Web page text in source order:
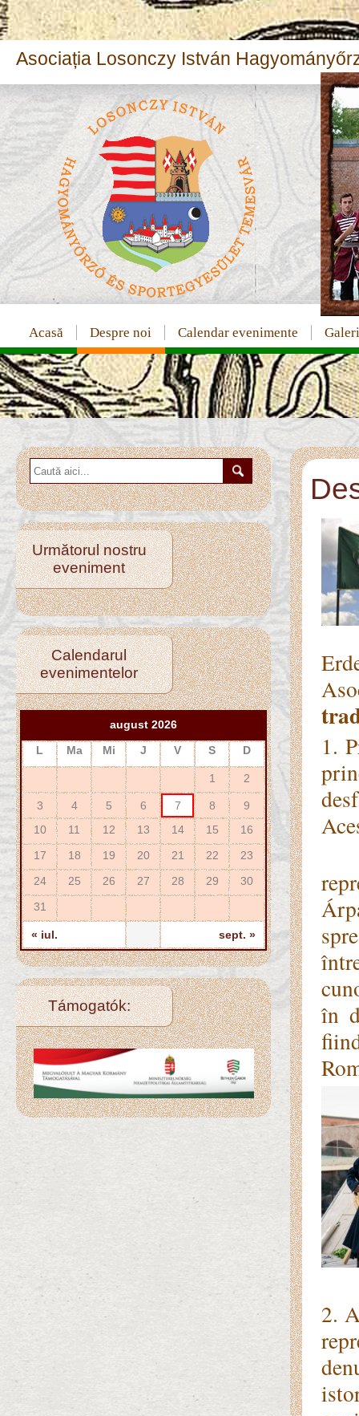
Asociația Losonczy István
Acasă Despre noi Calendar evenimente
Următorul nostru
eveniment
Calendarul
evenimentelor
august 2026
L
Ma Mi J V S D
1 2
3 4 5 6 7 8
9
10
11 12 13 14 15
16
17
18 19 20 21 22
23
24
25 26 27 28 29
30
31
« iul. sept. »
Támogatók:
1.
în
2.